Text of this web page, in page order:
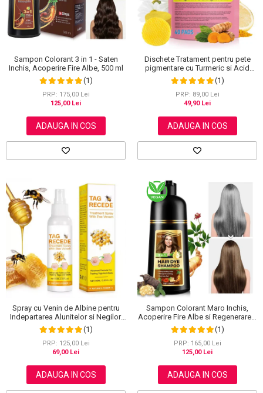
Sampon Colorant 3 in 1 - Saten
Inchis, Acoperire Fire Albe, 500 ml
(1)
PRP: 175,00 Lei
125,00 Lei
ADAUGA IN COS
Dischete Tratament pentru pete
pigmentare cu Turmeric si Acid
kojic, Curatare in profunzime,
Aliver, 40 bucati
(1)
PRP: 89,00 Lei
49,90 Lei
ADAUGA IN COS
Spray cu Venin de Albine pentru
Indepartarea Alunitelor si Negilor,
NOVA KISS®, 60 ml
(1)
PRP: 125,00 Lei
69,00 Lei
ADAUGA IN COS
Sampon Colorant Maro Inchis,
Acoperire Fire Albe si Regenerare 3
in 1, #5 Dark Coffee, 500 ml
(1)
PRP: 165,00 Lei
125,00 Lei
ADAUGA IN COS